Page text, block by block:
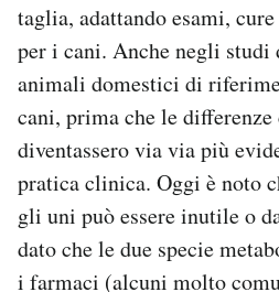
taglia, adattando esami,
per i cani. Anche negli
animali domestici di
cani, prima che le
diventassero via via più
pratica clinica. Oggi è noto
gli uni può essere inutile o
dato che le due specie
i farmaci (alcuni molto